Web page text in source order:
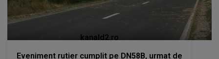
kanald2.ro
Eveniment rutier cumplit pe DN58B, urmat de